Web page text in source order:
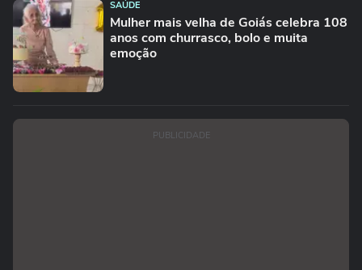
SAÚDE
Mulher mais velha de Goiás celebra 108
anos com churrasco, bolo e muita
emoção
PUBLICIDADE